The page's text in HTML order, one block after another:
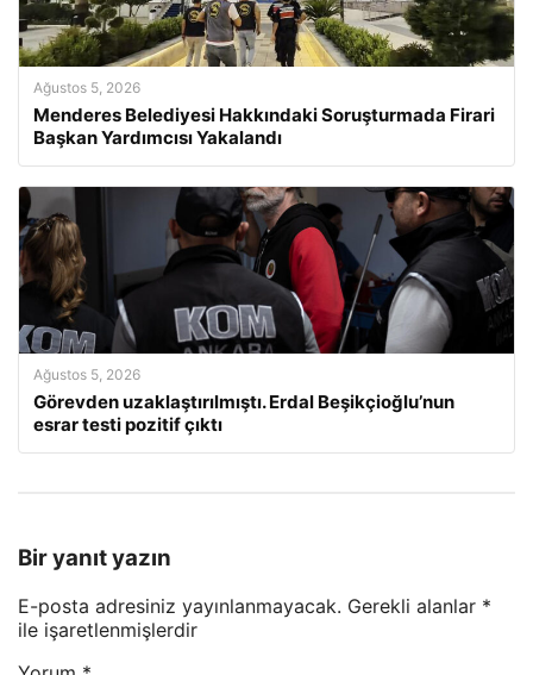
Ağustos 5, 2026
Menderes Belediyesi Hakkındaki Soruşturmada Firari
Başkan Yardımcısı Yakalandı
Ağustos 5, 2026
Görevden uzaklaştırılmıştı. Erdal Beşikçioğlu’nun
esrar testi pozitif çıktı
Bir yanıt yazın
E-posta adresiniz yayınlanmayacak. Gerekli alanlar *
ile işaretlenmişlerdir